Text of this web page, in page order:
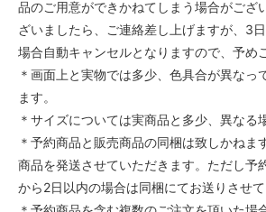
品のご用意ができかねてしまう場合がござ
ざいましたら、ご連絡差し上げますが、3
場合自動キャンセルとなりますので、予め
＊画面上と実物では多少、色具合が異なっ
ます。
＊サイズについては実商品と多少、異なる
＊予約商品と販売商品の同梱は致しかねま
商品を発送させていただきます。ただし予
から2日以内の場合は同梱にてお送りさせて